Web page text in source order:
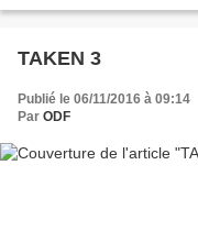
TAKEN 3
Publié le 06/11/2016 à 09:14
Par ODF